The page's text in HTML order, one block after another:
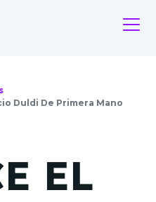
Duldi De Primera Mano
EL